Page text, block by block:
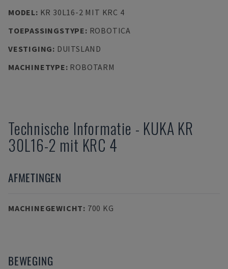
MODEL: KR 30L16-2 MIT KRC 4
TOEPASSINGSTYPE: ROBOTICA
VESTIGING: DUITSLAND
MACHINETYPE: ROBOTARM
Technische Informatie - KUKA KR
30L16-2 mit KRC 4
AFMETINGEN
MACHINEGEWICHT: 700 KG
BEWEGING